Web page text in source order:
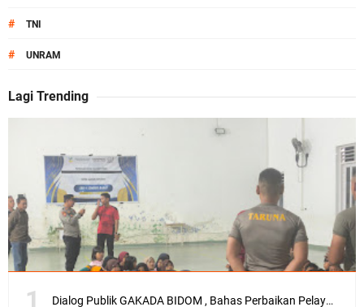
# TNI
# UNRAM
Lagi Trending
Dialog Publik GAKADA BIDOM , Bahas Perbaikan Pelayanan Medis di NTB